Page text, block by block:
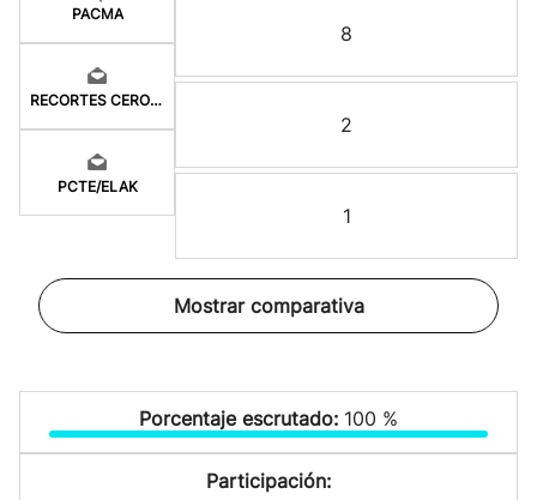
PACMA
RECORTES CERO-GV
PCTE/ELAK
8
2
1
Mostrar comparativa
Porcentaje escrutado: 100 %
Participación: